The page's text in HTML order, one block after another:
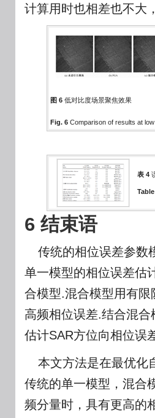
计算用时也相差也不大
图 6 低对比度场景聚焦效果
Fig. 6 Comparison of results at
表 4
6 结束语
传统的相位误差参数
单一模型的相位误差估
合模型.混合模型用有
高频相位误差.结合混
估计SAR方位向相位误
本文方法是在最优化
传统的单一模型，混合
频分量时，具有更高的